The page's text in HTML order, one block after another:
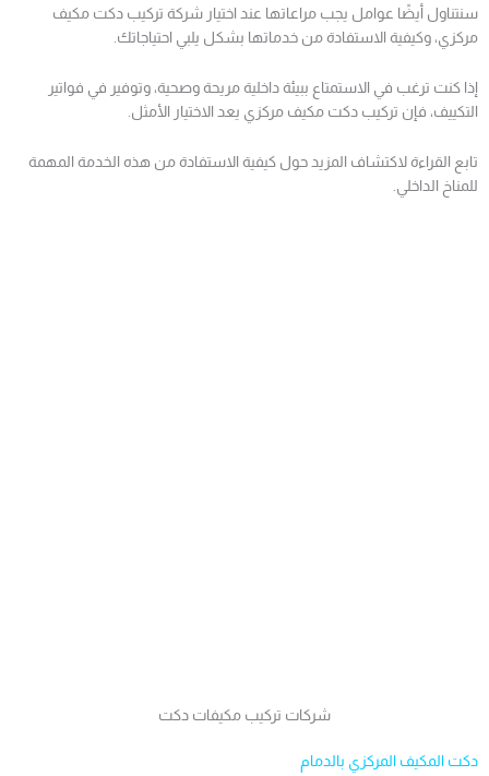
سنتناول أيضًا عوامل يجب مراعاتها عند اختيار شركة تركيب دكت مكيف
مركزي، وكيفية الاستفادة من خدماتها بشكل يلبي احتياجاتك.
إذا كنت ترغب في الاستمتاع ببيئة داخلية مريحة وصحية، وتوفير في فواتير
التكييف، فإن تركيب دكت مكيف مركزي يعد الاختيار الأمثل.
تابع القراءة لاكتشاف المزيد حول كيفية الاستفادة من هذه الخدمة المهمة
للمناخ الداخلي.
شركات تركيب مكيفات دكت
دكت المكيف المركزي بالدمام